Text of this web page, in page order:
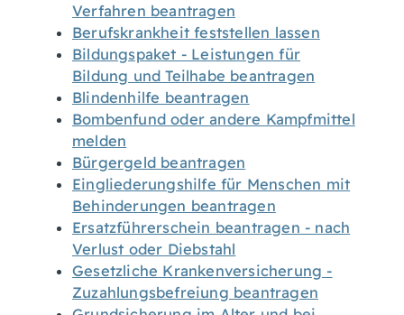
Verfahren beantragen
Berufskrankheit feststellen lassen
Bildungspaket - Leistungen für
Bildung und Teilhabe beantragen
Blindenhilfe beantragen
Bombenfund oder andere Kampfmittel
melden
Bürgergeld beantragen
Eingliederungshilfe für Menschen mit
Behinderungen beantragen
Ersatzführerschein beantragen - nach
Verlust oder Diebstahl
Gesetzliche Krankenversicherung -
Zuzahlungsbefreiung beantragen